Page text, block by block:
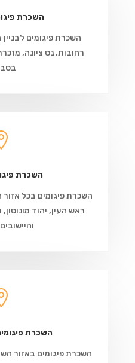
השכרת
השכרת פיגומים
רחובות, נס ציונה,
השכרת
השכרת פיגומים בכל אזור
ראש העין, יהוד
השכרת
השכרת פיגומים באזור